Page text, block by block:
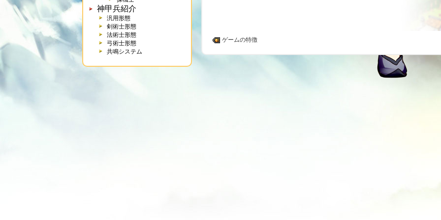
神甲兵紹介
汎用形態
剣術士形態
法術士形態
弓術士形態
共鳴システム
ゲームの特徴